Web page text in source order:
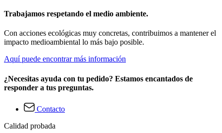
Trabajamos respetando el medio ambiente.
Con acciones ecológicas muy concretas, contribuimos a mantener el
impacto medioambiental lo más bajo posible.
Aquí puede encontrar más información
¿Necesitas ayuda con tu pedido? Estamos encantados de
responder a tus preguntas.
Contacto
Calidad probada